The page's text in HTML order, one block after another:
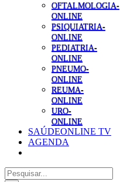
OFTALMOLOGIA-
ONLINE
PSIQUIATRIA-
ONLINE
PEDIATRIA-
ONLINE
PNEUMO-
ONLINE
REUMA-
ONLINE
URO-
ONLINE
SAÚDEONLINE TV
AGENDA
Pesquisar